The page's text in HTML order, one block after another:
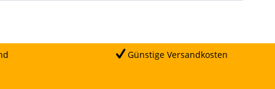
Günstige Versandkosten